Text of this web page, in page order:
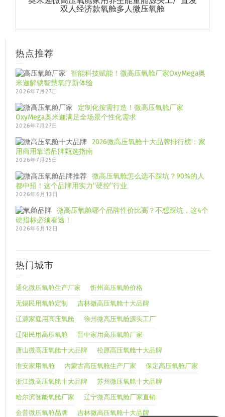
双人经济款氧舱多人微压氧舱
热点推荐
智能科技赋能！微高压氧舱厂家OxyMega奥
米迦解锁智慧氧疗新体验
2026年7月27日
定制化按需打造！微高压氧舱厂家
OxyMega奥米迦满足全场景个性化需求
2026年7月27日
2026微高压氧舱十大品牌排行榜：家
用商用靠谱品牌甄选指南
2026年7月25日
微高压氧舱怎么选不踩坑？90%的人
都中招！这个品牌用实力“硬控”行业
2026年6月13日
微高压氧舱哪个品牌性价比高？不想踩坑，这4个
硬指标必须看透！
2026年6月12日
热门城市
通化微压氧舱生产厂家 忻州高压氧舱价格
无锡民用氧舱定制 吉林微高压氧舱十大品牌
辽源家庭用高压氧舱 徐州微高压氧舱源头工厂
辽阳民用高压氧舱 晋中家用高压氧舱厂家
唐山微高压氧舱十大品牌 松原高压氧舱十大品牌
淮安家用氧舱 内蒙古高压氧舱生产厂家 保定高压氧舱厂家
浙江微高压氧舱十大品牌 苏州微压氧舱十大品牌
哈尔滨智能氧舱厂家 辽宁微高压氧舱厂家直销
金普微压氧舱品牌 吉林微高压氧舱十大品牌